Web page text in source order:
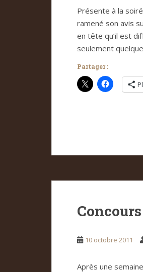
Présente à la
ramené son avis
en tête qu’il est
seulement
Partager :
10 octobre 2011
Après une